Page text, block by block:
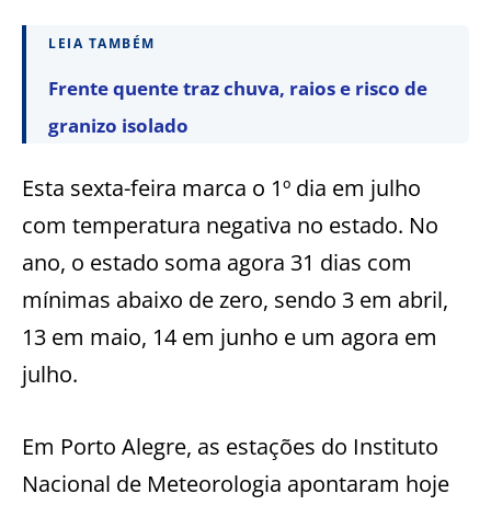
LEIA TAMBÉM
Frente quente traz chuva, raios e risco de
granizo isolado
Esta sexta-feira marca o 1º dia em julho
com temperatura negativa no estado. No
ano, o estado soma agora 31 dias com
mínimas abaixo de zero, sendo 3 em abril,
13 em maio, 14 em junho e um agora em
julho.
Em Porto Alegre, as estações do Instituto
Nacional de Meteorologia apontaram hoje